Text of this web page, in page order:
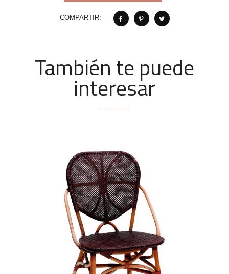
COMPARTIR:
También te puede
interesar